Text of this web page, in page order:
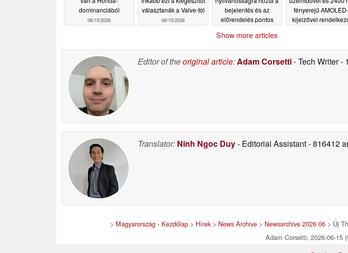
dominanciából
06/15/2026
választanák a Valve-tól
06/15/2026
bejelentés és az
előrendelés pontos
fényerejű AMOLED-
kijelzővel
Show more articles
Editor of theoriginal article:Adam Corsetti- Tech Writer-
Translator: Ninh Ngoc Duy- Editorial Assistant- 816412
> Magyarország - Kezdőlap > Hírek > News Archive > Newsarchive 2026 06 > Új
Adam Corsetti, 2026-06-15